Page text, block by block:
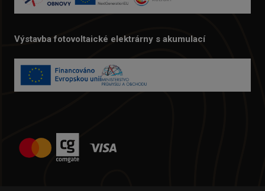
Výstavba fotovoltaické elektrárny s akumulací